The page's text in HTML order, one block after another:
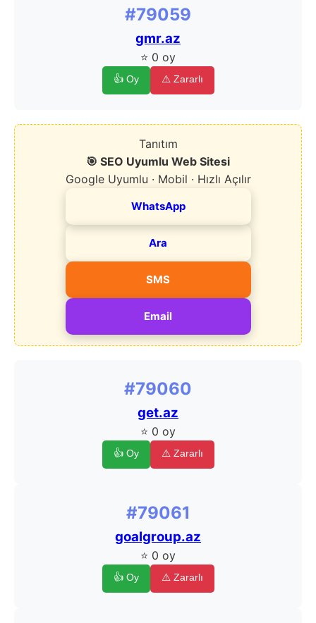
#79059
gmr.az
⭐ 0 oy
👍 Oy ⚠️ Zararlı
Tanıtım
🎯 SEO Uyumlu Web Sitesi
Google Uyumlu · Mobil · Hızlı Açılır
WhatsApp
Ara
SMS
Email
#79060
get.az
⭐ 0 oy
👍 Oy ⚠️ Zararlı
#79061
goalgroup.az
⭐ 0 oy
👍 Oy ⚠️ Zararlı